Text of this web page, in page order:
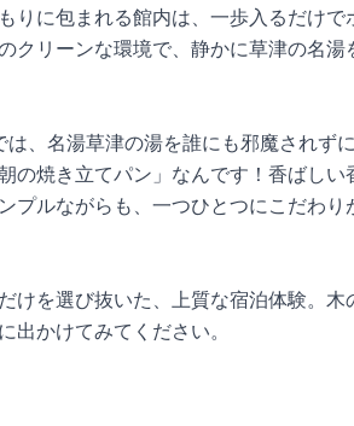
りに包まれる館内は、一歩入るだけ
クリーンな環境で、静かに草津の名
、名湯草津の湯を誰にも邪魔されず
の焼き立てパン」なんです！香ばし
プルながらも、一つひとつにこだわ
けを選び抜いた、上質な宿泊体験。
出かけてみてください。